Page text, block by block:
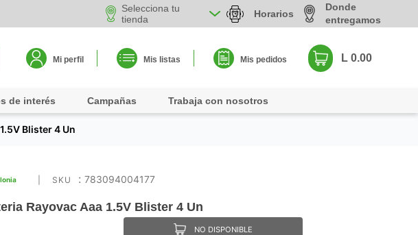
Selecciona tu
tienda
Horarios
Donde
entregamos
Mi perfil Mis listas Mis pedidos L 0.00
de interés Campañas Trabaja con nosotros
Blister 4 Un
: 783094004177
Rayovac Aaa 1.5V Blister 4 Un
NO DISPONIBLE